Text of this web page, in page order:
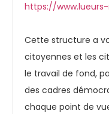
https://www.lueurs-
Cette structure a
citoyennes et les
le travail de fond,
des cadres
chaque point de